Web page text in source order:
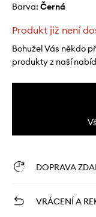
Barva: černá
Produkt již není
Bohužel Vás někdo
produkty z naší
DOPRAVA
VRÁCENÍ A